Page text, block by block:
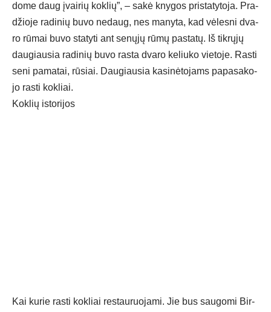
do­me daug įvai­rių kok­lių”, – sa­kė kny­gos pri­sta­ty­to­ja. Pra­
džio­je ra­di­nių bu­vo ne­daug, nes ma­ny­ta, kad vė­les­ni dva­
ro rū­mai bu­vo sta­ty­ti ant se­nų­jų rū­mų pa­sta­tų. Iš tik­rų­jų
dau­giau­sia ra­di­nių bu­vo ras­ta dva­ro ke­liu­ko vie­to­je. Ras­ti
se­ni pa­ma­tai, rū­siai. Dau­giau­sia ka­si­nė­to­jams pa­pa­sa­ko­
jo ras­ti kok­liai.
Kok­lių is­to­ri­jos
Kai ku­rie ras­ti kok­liai res­tau­ruo­ja­mi. Jie bus sau­go­mi Bir­